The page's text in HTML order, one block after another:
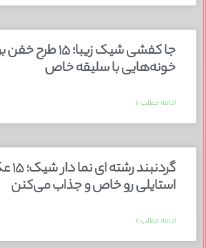
جا کفشی شیک زیبا؛
خونه‌هایی با سلیقه خاص
ادامه مطلب »
استایلی رو خاص و جذاب می‌کنن
ادامه مطلب »